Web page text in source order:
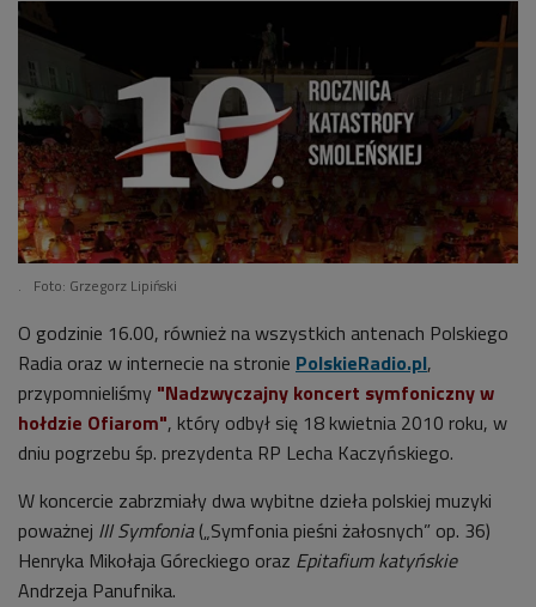
. Foto: Grzegorz Lipiński
O godzinie 16.00, również na wszystkich antenach Polskiego
Radia oraz w internecie na stronie PolskieRadio.pl,
przypomnieliśmy "Nadzwyczajny koncert symfoniczny w
hołdzie Ofiarom", który odbył się 18 kwietnia 2010 roku, w
dniu pogrzebu śp. prezydenta RP Lecha Kaczyńskiego.
W koncercie zabrzmiały dwa wybitne dzieła polskiej muzyki
poważnej III Symfonia(„Symfonia pieśni żałosnych” op. 36)
Henryka Mikołaja Góreckiego oraz Epitafium katyńskie
Andrzeja Panufnika.